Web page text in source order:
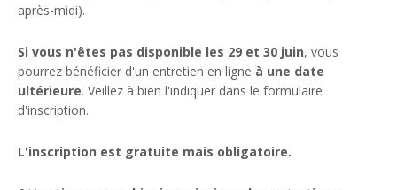
après-midi).
Si vous n'êtes pas disponible les 29 et 30 juin, vous
pourrez bénéficier d'un entretien en ligne à une date
ultérieure. Veillez à bien l'indiquer dans le formulaire
d'inscription.
L'inscription est gratuite mais obligatoire.